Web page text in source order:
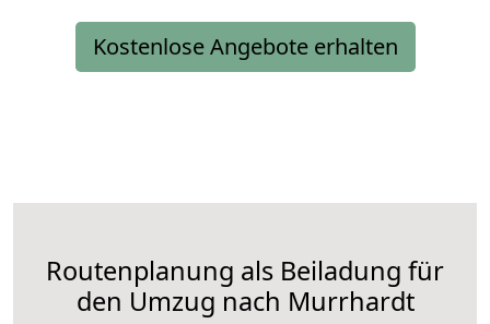
Kostenlose Angebote erhalten
Routenplanung als Beiladung für
den Umzug nach Murrhardt